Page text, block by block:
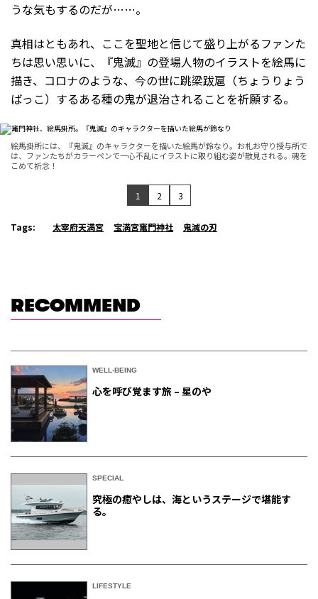
うな気もするのだが……。
真相はともあれ、ここを聖地と信じて盛り上がるファンた
ちは思い思いに、『鬼滅』の登場人物のイラストを絵馬に
描き、コロナのような、今の世に跳梁跋扈（ちょうりょう
ばっこ）するある種の鬼が退治されることを祈願する。
絵馬掛所には、『鬼滅』のキャラクターを描いた絵馬が鈴なり。お札お守り授与所で
は、ファンたちがカラーペンで一心不乱にイラストに取り組む姿が散見される。魂を
こめて祈念！
1 2 3
Tags: 太宰府天満宮 宝満宮竃門神社 鬼滅の刃
RECOMMEND
WELL-BEING
心を呼び覚ます旅 – 星のや
SPECIAL
究極の癒やしは、海というステージで堪能す
る。
LIFESTYLE